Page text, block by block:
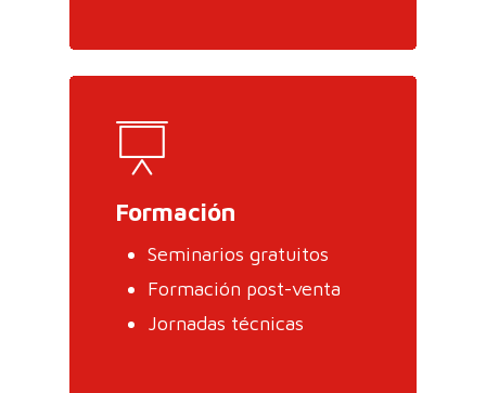
Formación
Seminarios gratuitos
Formación post-venta
Jornadas técnicas